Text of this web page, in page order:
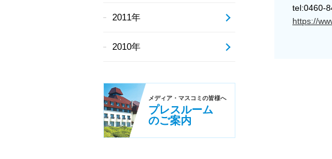
tel:0460-
https://
2011年
2010年
メディア・ マスコミの皆様へ
プレスルーム
のご案内